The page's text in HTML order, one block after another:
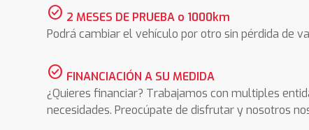
check_circle 2 MESES DE PRUEBA o 1000km
Podrá cambiar el vehículo por otro sin pérdida de
check_circle FINANCIACIÓN A SU MEDIDA
¿Quieres financiar? Trabajamos con multiples
necesidades. Preocúpate de disfrutar y nosotros